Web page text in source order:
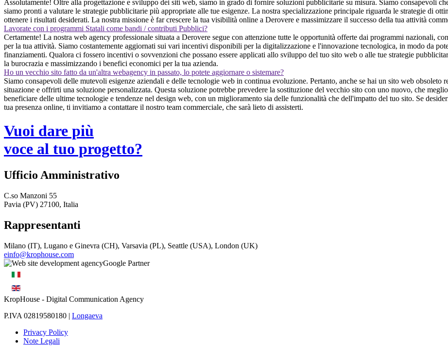
Assolutamente! Oltre alla progettazione e sviluppo dei siti web, siamo in grado di fornire soluzioni pubblicitarie su misura. Siamo consapevoli
siamo pronti a valutare le strategie pubblicitarie più appropriate alle tue esigenze. La nostra specializzazione principale riguarda le strategie di
ottenere i risultati desiderati. La nostra missione è far crescere la tua visibilità online a Derovere e massimizzare il successo della tua attività
Lavorate con i programmi Statali come bandi / contributi Pubblici?
Certamente! La nostra web agency professionale situata a Derovere segue con attenzione tutte le opportunità offerte dai programmi nazionali,
per la tua attività. Siamo costantemente aggiornati sui vari incentivi disponibili per la digitalizzazione e l'innovazione tecnologica, in modo da
finanziamenti. Qualora ci fossero incentivi o sovvenzioni che possano essere applicati allo sviluppo del tuo sito web o alle tue strategie
la burocrazia e massimizzando i benefici economici per la tua azienda.
Ho un vecchio sito fatto da un'altra webagency in passato, lo potete aggiornare o sistemare?
Siamo consapevoli delle mutevoli esigenze aziendali e delle tecnologie web in continua evoluzione. Pertanto, anche se hai un sito web obsoleto
situazione e offrirti una soluzione personalizzata. Questa soluzione potrebbe prevedere la sostituzione del vecchio sito con uno nuovo, che
beneficiare delle ultime tecnologie e tendenze nel design web, con un miglioramento sia delle funzionalità che dell'impatto del tuo sito. Se
tua presenza online, ti invitiamo a contattare il nostro team commerciale, che sarà lieto di assisterti.
Vuoi dare più
voce al tuo progetto?
Ufficio Amministrativo
C.so Manzoni 55
Pavia (PV) 27100, Italia
Rappresentanti
Milano (IT), Lugano e Ginevra (CH), Varsavia (PL), Seattle (USA), London (UK)
einfo@krophouse.com
KropHouse - Digital Communication Agency
P.IVA 02819580180 | Longaeva
Privacy Policy
Note Legali